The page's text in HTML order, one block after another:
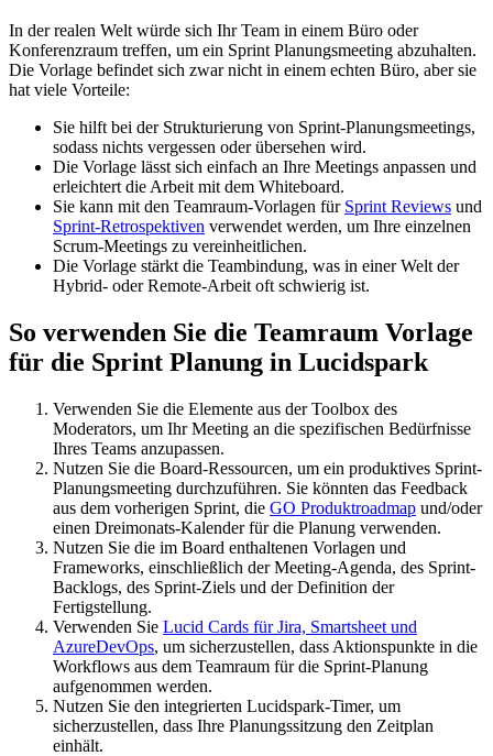
In der realen Welt würde sich Ihr Team in einem Büro oder
Konferenzraum treffen, um ein Sprint Planungsmeeting abzuhalten.
Die Vorlage befindet sich zwar nicht in einem echten Büro, aber sie
hat viele Vorteile:
Sie hilft bei der Strukturierung von Sprint-Planungsmeetings,
sodass nichts vergessen oder übersehen wird.
Die Vorlage lässt sich einfach an Ihre Meetings anpassen und
erleichtert die Arbeit mit dem Whiteboard.
Sie kann mit den Teamraum-Vorlagen für Sprint Reviews und
Sprint-Retrospektiven verwendet werden, um Ihre einzelnen
Scrum-Meetings zu vereinheitlichen.
Die Vorlage stärkt die Teambindung, was in einer Welt der
Hybrid- oder Remote-Arbeit oft schwierig ist.
So verwenden Sie die Teamraum Vorlage
für die Sprint Planung in Lucidspark
Verwenden Sie die Elemente aus der Toolbox des
Moderators, um Ihr Meeting an die spezifischen Bedürfnisse
Ihres Teams anzupassen.
Nutzen Sie die Board-Ressourcen, um ein produktives Sprint-
Planungsmeeting durchzuführen. Sie könnten das Feedback
aus dem vorherigen Sprint, die GO Produktroadmap und/oder
einen Dreimonats-Kalender für die Planung verwenden.
Nutzen Sie die im Board enthaltenen Vorlagen und
Frameworks, einschließlich der Meeting-Agenda, des Sprint-
Backlogs, des Sprint-Ziels und der Definition der
Fertigstellung.
Verwenden Sie Lucid Cards für Jira, Smartsheet und
AzureDevOps, um sicherzustellen, dass Aktionspunkte in die
Workflows aus dem Teamraum für die Sprint-Planung
aufgenommen werden.
Nutzen Sie den integrierten Lucidspark-Timer, um
sicherzustellen, dass Ihre Planungssitzung den Zeitplan
einhält.